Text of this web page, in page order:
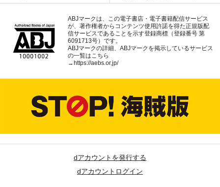
ABJマークは、この電子書店・電子書籍配信サービス
が、著作権者からコンテンツ使用許諾を得た正規版配
信サービスであることを示す登録商標（登録番号 第
6091713号）です。
ABJマークの詳細、ABJマークを掲示しているサービス
の一覧はこちら
→ https://aebs.or.jp/
dアカウントを発行する
dアカウントログイン